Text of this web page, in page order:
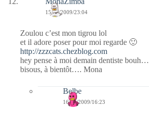
15/09/2009/23:04
Zoulou c’est mon tigrou lol
et il adore poser pour moi regarde 🙂
http://zzzcats.chezblog.com
hey pense à moi demain dentiste bouh…
bisous, à bientôt…. Mona
Belbe
16/09/2009/16:23